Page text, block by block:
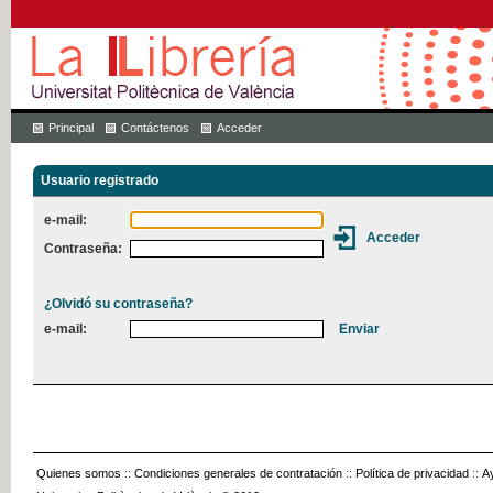
Principal Contáctenos Acceder
Usuario registrado
e-mail:
Contraseña:
¿Olvidó su contraseña?
e-mail:
Quienes somos :: Condiciones generales de contratación :: Política de privacidad ::